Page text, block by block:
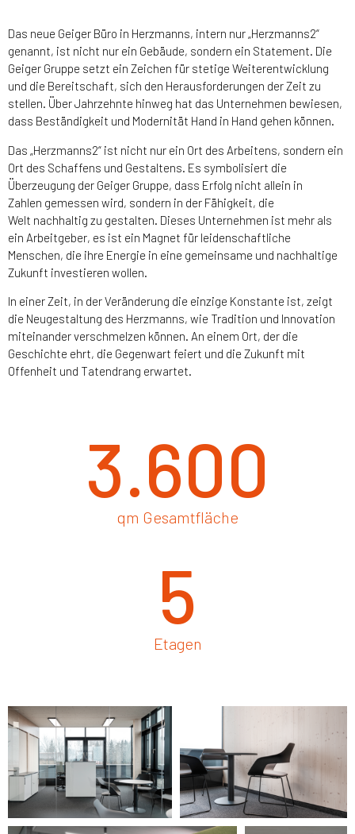
Das neue Geiger Büro in Herzmanns, intern nur „Herzmanns2“
genannt, ist nicht nur ein Gebäude, sondern ein Statement. Die
Geiger Gruppe setzt ein Zeichen für stetige Weiterentwicklung
und die Bereitschaft, sich den Herausforderungen der Zeit zu
stellen. Über Jahrzehnte hinweg hat das Unternehmen bewiesen,
dass Beständigkeit und Modernität Hand in Hand gehen können.
Das „Herzmanns2“ ist nicht nur ein Ort des Arbeitens, sondern ein
Ort des Schaffens und Gestaltens. Es symbolisiert die
Überzeugung der Geiger Gruppe, dass Erfolg nicht allein in
Zahlen gemessen wird, sondern in der Fähigkeit, die
Welt nachhaltig zu gestalten. Dieses Unternehmen ist mehr als
ein Arbeitgeber, es ist ein Magnet für leidenschaftliche
Menschen, die ihre Energie in eine gemeinsame und nachhaltige
Zukunft investieren wollen.
In einer Zeit, in der Veränderung die einzige Konstante ist, zeigt
die Neugestaltung des Herzmanns, wie Tradition und Innovation
miteinanderverschmelzen können. An einem Ort, der die
Geschichte ehrt, die Gegenwart feiert und die Zukunft mit
Offenheit und Tatendrang erwartet.
3.600
qm Gesamtfläche
5
Etagen